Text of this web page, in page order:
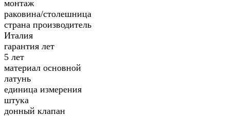
монтаж
раковина/столешница
страна производитель
Италия
гарантия лет
5 лет
материал основной
латунь
единица измерения
штука
донный клапан